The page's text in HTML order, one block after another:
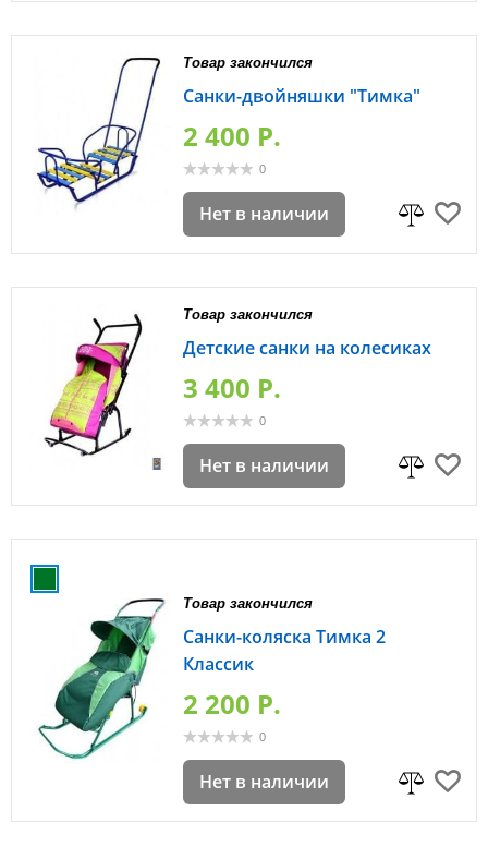
Товар закончился
Санки-двойняшки "Тимка"
2 400 P.
0
Нет в наличии
Товар закончился
Детские санки на колесиках
3 400 P.
0
Нет в наличии
Товар закончился
Санки-коляска Тимка 2
Классик
2 200 P.
0
Нет в наличии